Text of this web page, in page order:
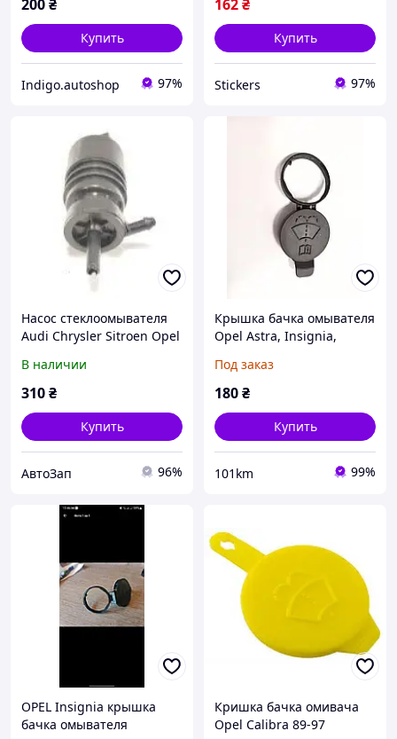
200₴
Купить
Indigo.autoshop 97%
162₴
Купить
Stickers 97%
Насос стеклоомывателя
Audi Chrysler Sitroen Opel
5022 RK2 1H5955651
В наличии
310₴
Купить
АвтоЗап 96%
Крышка бачка омывателя
Opel Astra, Insignia,
(2008-) Opel
Под заказ
180₴
Купить
101km 99%
OPEL Insignia крышка
бачка омывателя
Кришка бачка омивача
Opel Calibra 89-97